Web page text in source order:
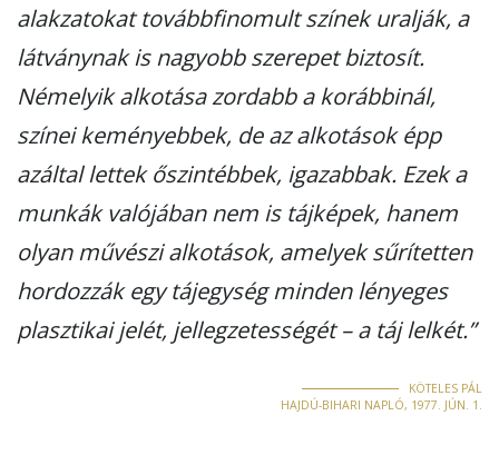
alakzatokat továbbfinomult színek uralják, a
látványnak is nagyobb szerepet biztosít.
Némelyik alkotása zordabb a korábbinál,
színei keményebbek, de az alkotások épp
azáltal lettek őszintébbek, igazabbak. Ezek a
munkák valójában nem is tájképek, hanem
olyan művészi alkotások, amelyek sűrítetten
hordozzák egy tájegység minden lényeges
plasztikai jelét, jellegzetességét – a táj lelkét.”
KÖTELES PÁL
HAJDÚ-BIHARI NAPLÓ, 1977. JÚN. 1.